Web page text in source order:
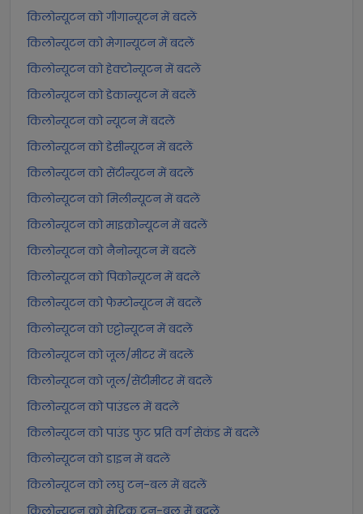
किलोन्यूटन को गीगान्यूटन में बदलें
किलोन्यूटन को मेगान्यूटन में बदलें
किलोन्यूटन को हेक्टोन्यूटन में बदलें
किलोन्यूटन को डेकान्यूटन में बदलें
किलोन्यूटन को न्यूटन में बदलें
किलोन्यूटन को डेसीन्यूटन में बदलें
किलोन्यूटन को सेंटीन्यूटन में बदलें
किलोन्यूटन को मिलीन्यूटन में बदलें
किलोन्यूटन को माइक्रोन्यूटन में बदलें
किलोन्यूटन को नैनोन्यूटन में बदलें
किलोन्यूटन को पिकोन्यूटन में बदलें
किलोन्यूटन को फेम्टोन्यूटन में बदलें
किलोन्यूटन को एट्टोन्यूटन में बदलें
किलोन्यूटन को जूल/मीटर में बदलें
किलोन्यूटन को जूल/सेंटीमीटर में बदलें
किलोन्यूटन को पाउंडल में बदलें
किलोन्यूटन को पाउंड फुट प्रति वर्ग सेकंड में बदलें
किलोन्यूटन को डाइन में बदलें
किलोन्यूटन को लघु टन-बल में बदलें
किलोन्यूटन को मेट्रिक टन-बल में बदलें